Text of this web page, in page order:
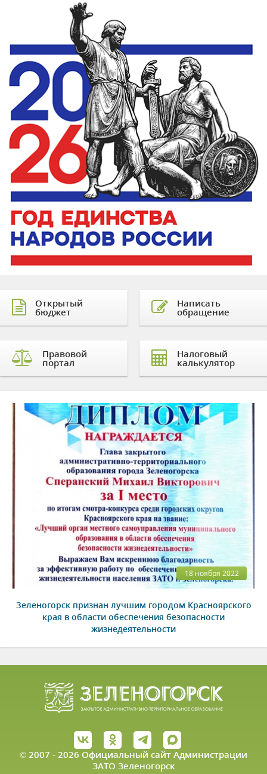
Открытый
бюджет
Правовой
портал
Написать
обращение
Налоговый
калькулятор
18 ноября 2022
Зеленогорск признан лучшим городом Красноярского
края в области обеспечения безопасности
жизнедеятельности
© 2007 - 2026 Официальный сайт Администрации
ЗАТО Зеленогорск